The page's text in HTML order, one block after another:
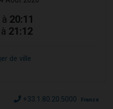
20:11
21:12
de ville
+33.1.80.20.5000 France